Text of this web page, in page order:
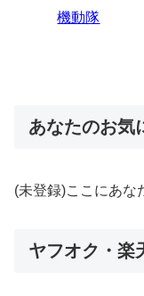
ビ
あなたのお気
(未登録)ここにあな
ヤフオク・楽